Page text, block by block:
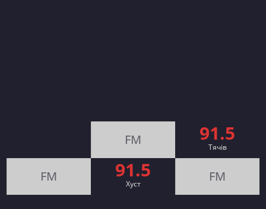
FM 91.5
Тячів
FM 91.5
Хуст FM